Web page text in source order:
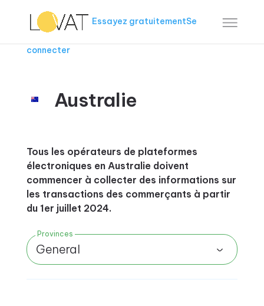
Essayez gratuitementSe
connecter
Australie
Tous les opérateurs de plateformes
électroniques en Australie doivent
commencer à collecter des informations sur
les transactions des commerçants à partir
du 1er juillet 2024.
Provinces
General